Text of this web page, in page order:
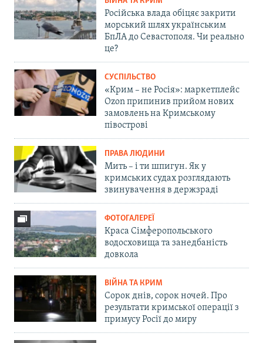
Російська влада обіцяє закрити
морський шлях українським
БпЛА до Севастополя. Чи реально
це?
СУСПІЛЬСТВО
«Крим – не Росія»: маркетплейс
Ozon припинив прийом нових
замовлень на Кримському
півострові
ПРАВА ЛЮДИНИ
Мить – і ти шпигун. Як у
кримських судах розглядають
звинувачення в держзраді
ФОТОГАЛЕРЕЇ
Краса Сімферопольського
водосховища та занедбаність
довкола
ВІЙНА ТА КРИМ
Сорок днів, сорок ночей. Про
результати кримської операції з
примусу Росії до миру